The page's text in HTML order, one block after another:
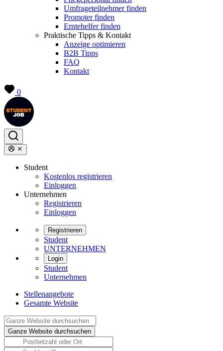
Umfrageteilnehmer finden
Promoter finden
Erntehelfer finden
Praktische Tipps & Kontakt
Anzeige optimieren
B2B Tipps
FAQ
Kontakt
0
Student
Kostenlos registrieren
Einloggen
Unternehmen
Registrieren
Einloggen
Registrieren
Student
UNTERNEHMEN
Login
Student
Unternehmen
Stellenangebote
Gesamte Website